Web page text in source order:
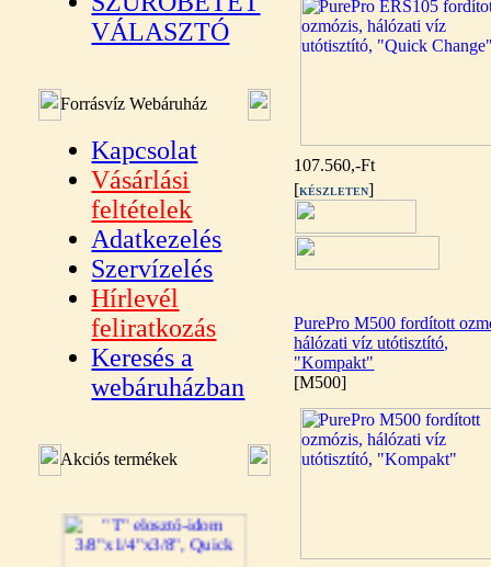
VÁLASZTÓ
Forrásvíz Webáruház
Kapcsolat
Vásárlási
feltételek
Adatkezelés
Szervízelés
Hírlevél
feliratkozás
Keresés a
webáruházban
Akciós termékek
107.560,-Ft
[KÉSZLETEN]
PurePro M500 fordított
hálózati víz utótisztító,
"Kompakt"
[M500]